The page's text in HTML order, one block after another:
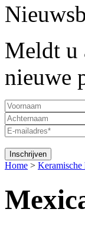
Meldt u
nieuwe
Home > Keramische